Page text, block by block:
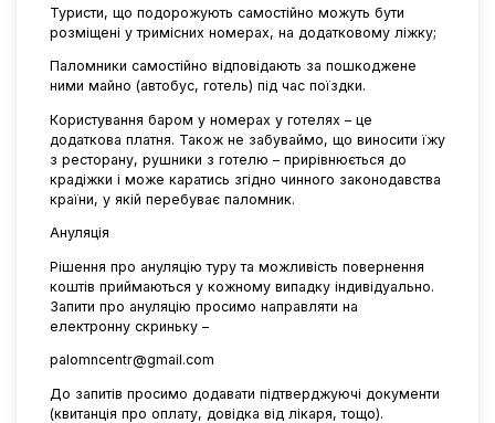
Туристи, що подорожують самостійно можуть бути
розміщені у тримісних номерах, на додатковому ліжку;
Паломники самостійно відповідають за пошкоджене
ними майно (автобус, готель) під час поїздки.
Користування баром у номерах у готелях – це
додаткова платня. Також не забуваймо, що виносити їжу
з ресторану, рушники з готелю – прирівнюється до
крадіжки і може каратись згідно чинного законодавства
країни, у якій перебуває паломник.
Ануляція
Рішення про ануляцію туру та можливість повернення
коштів приймаються у кожному випадку індивідуально.
Запити про ануляцію просимо направляти на
електронну скриньку –
palomncentr@gmail.com
До запитів просимо додавати підтверджуючі документи
(квитанція про оплату, довідка від лікаря, тощо).